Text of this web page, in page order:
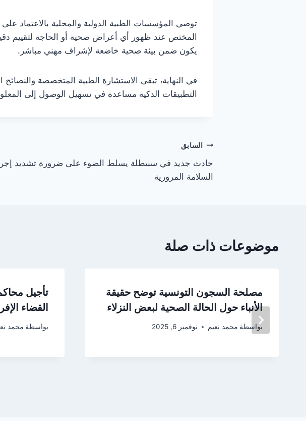
توصي المؤسسات الطبية الدولية والمحلية بالاعتماد
المختص عند ظهور أي أعراض صحية أو الحاجة لتقييم
يكون ضمن بيئة صحية خاضعة لإشراف مهني مباشر.
في النهاية، تبقى الاستشارة الطبية المتخصصة
التطبيقات الذكية مساعدة في تسهيل الوصول إلى
تصفّح
المقالات
السابق
حادث جديد في سبيطلة يسلط الضوء على ضرورة تشديد
السلامة المرورية
موضوعات ذات صلة
مصلحة السجون التونسية توضح حقيقة
الأنباء حول الحالة الصحية لبعض النزلاء
بواسطة محمد نعيم نوفمبر 6, 2025
تأجيل
القضاء
بواسطة محمد